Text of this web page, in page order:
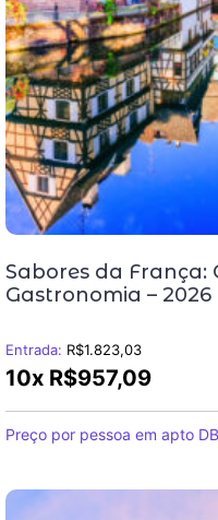
Sabores da
Gastronomia – 2026
Entrada: R$1.823,03
10x R$957,09
Preço por pessoa em apto